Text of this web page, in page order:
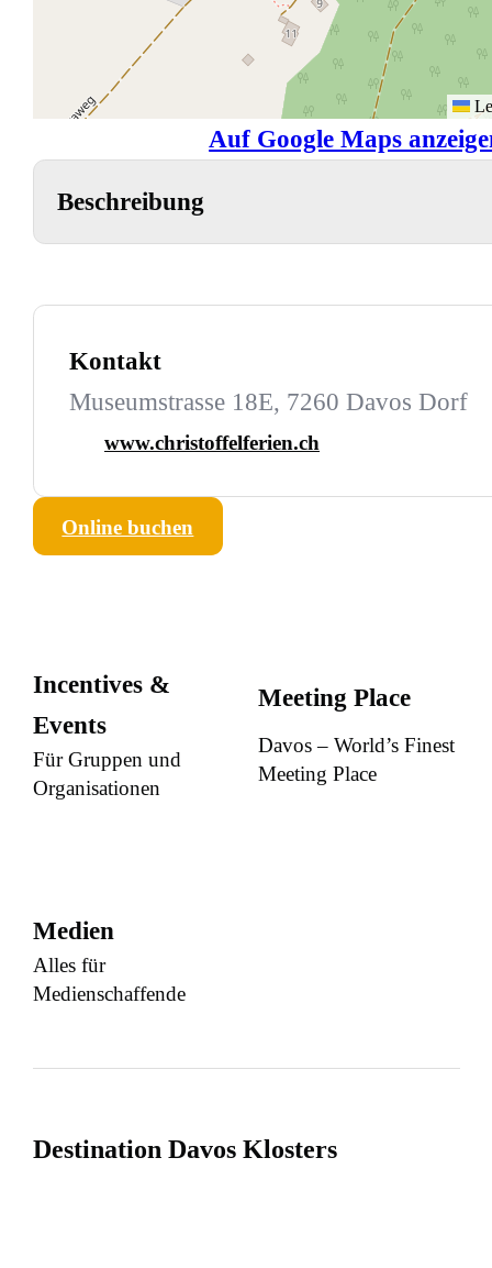
Auf Google Maps
Beschreibung
Kontakt
Museumstrasse 18E, 7260 Davos Dorf
www.christoffelferien.ch
Online buchen
Incentives &
Events
Für Gruppen und
Organisationen
Meeting Place
Davos – World’s Finest
Meeting Place
Medien
Alles für
Medienschaffende
Destination Davos Klosters